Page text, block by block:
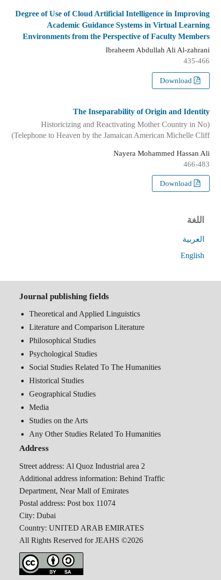
Degree of Use of Cloud Artificial Intelligence in Improving
Academic Guidance Systems in Virtual Learning
Environments from the Perspective of Faculty Members
Ibraheem Abdullah Ali Al-zahrani
435-466
The Inseparability of Origin and Identity
(Historicizing and Reactivating Mother Country in No
Telephone to Heaven by the Jamaican American Michelle Cliff)
Nayera Mohammed Hassan Ali
466-483
اللغة
العربية
English
Journal publishing fields
Theoretical and Applied Linguistics
Literature and Comparison Literature
Philosophical Studies
Psychological Studies
Social Studies Related To The Humanities
Historical Studies
Geographical Studies
Media
Studies on the Arts
Any Other Studies Related To Humanities
Address
Street address: Al Quoz Industrial area 2
Additional address information: Behind Traffic
Department, Near Mall of Emirates
Postal address: Post box 11074
City: Dubai
Country: UNITED ARAB EMIRATES
All Rights Reserved for JEAHS ©2026